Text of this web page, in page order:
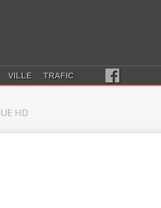
VILLE TRAFIC
HD